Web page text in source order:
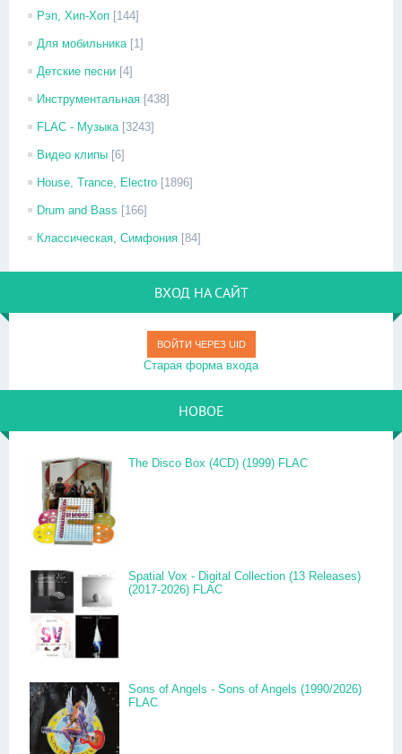
Рэп, Хип-Хоп [144]
Для мобильника [1]
Детские песни [4]
Инструментальная [438]
FLAC - Музыка [3243]
Видео клипы [6]
House, Trance, Electro [1896]
Drum and Bass [166]
Классическая, Симфония [84]
ВХОД НА САЙТ
ВОЙТИ ЧЕРЕЗ UID
Старая форма входа
НОВОЕ
The Disco Box (4CD) (1999) FLAC
Spatial Vox - Digital Collection (13 Releases)
(2017-2026) FLAC
Sons of Angels - Sons of Angels (1990/2026)
FLAC